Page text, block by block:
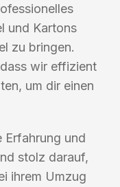
und Kartons
zu bringen.
wir effizient
um dir einen
Erfahrung und
stolz darauf,
ihrem Umzug